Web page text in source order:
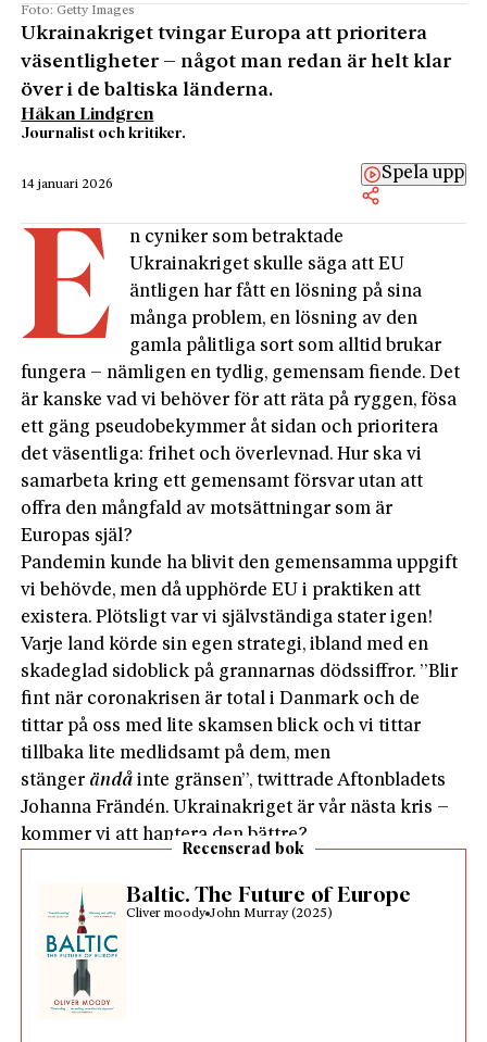
Foto: Getty Images
Ukrainakriget tvingar Europa att prioritera
väsentligheter – något man redan är helt klar
över i de baltiska länderna.
Håkan Lindgren
Journalist och kritiker.
14 januari 2026
Spela upp
E n cyniker som betraktade
Ukrainakriget skulle säga att EU
äntligen har fått en lösning på sina
många problem, en lösning av den
gamla pålitliga sort som alltid brukar
fungera – nämligen en tydlig, gemensam fiende. Det
är kanske vad vi behöver för att räta på ryggen, fösa
ett gäng pseudo­bekymmer åt sidan och prioritera
det väsentliga: frihet och överlevnad. Hur ska vi
samarbeta kring ett gemensamt försvar utan att
offra den mångfald av motsättningar som är
Europas själ?
Pandemin kunde ha blivit den gemensamma uppgift
vi behövde, men då upphörde EU i praktiken att
existera. Plötsligt var vi självständiga stater igen!
Varje land körde sin egen strategi, ibland med en
skadeglad sidoblick på grannarnas dödssiffror. ”Blir
fint när coronakrisen är total i Danmark och de
tittar på oss med lite skamsen blick och vi tittar
tillbaka lite medlidsamt på dem, men
stänger ändåinte gränsen”, twittrade Aftonbladets
Johanna Frändén. Ukrainakriget är vår nästa kris –
kommer vi att hantera den bättre?
Recenserad bok
Baltic. The Future of Europe
Cliver moody John Murray (2025)